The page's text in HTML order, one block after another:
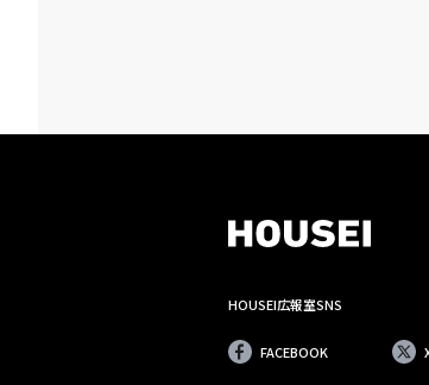
HOUSEI広報室SNS
FACEBOOK